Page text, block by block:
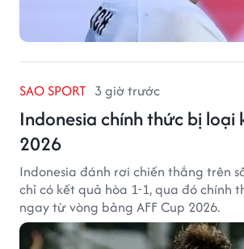
SAO SPORT 3 giờ trước
Indonesia chính thức bị loại
2026
Indonesia đánh rơi chiến thắng trên
chỉ có kết quả hòa 1-1, qua đó chính
ngay từ vòng bảng AFF Cup 2026.